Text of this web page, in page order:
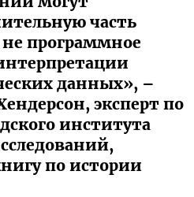
часть
программное
данных», –
эксперт по
института
по истории